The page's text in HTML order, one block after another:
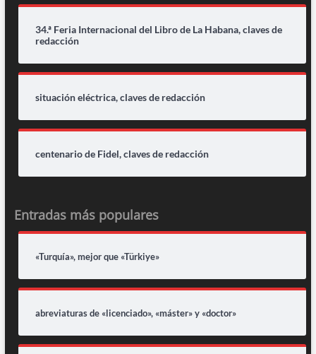
34.ª Feria Internacional del Libro de La Habana, claves de
redacción
situación eléctrica, claves de redacción
centenario de Fidel, claves de redacción
Entradas más populares
«Turquía», mejor que «Türkiye»
abreviaturas de «licenciado», «máster» y «doctor»